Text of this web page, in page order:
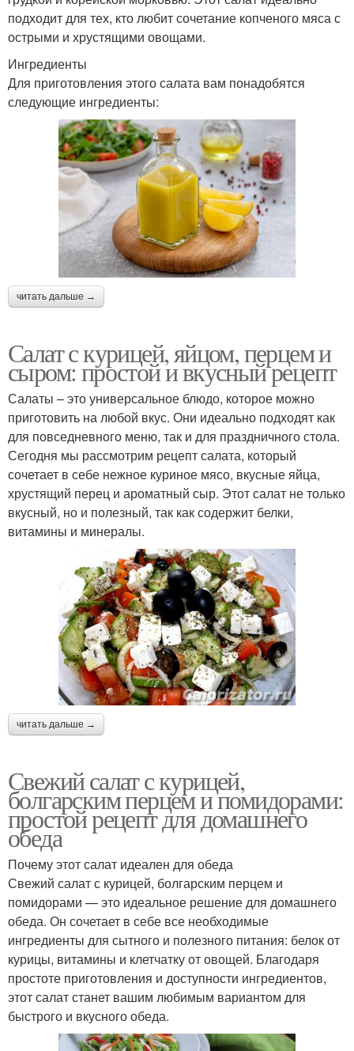
подходит для тех, кто любит сочетание копченого мяса с
острыми и хрустящими овощами.
Ингредиенты
Для приготовления этого салата вам понадобятся
следующие ингредиенты:
читать дальше →
Салат с курицей, яйцом, перцем и
сыром: простой и вкусный рецепт
Салаты – это универсальное блюдо, которое можно
приготовить на любой вкус. Они идеально подходят как
для повседневного меню, так и для праздничного стола.
Сегодня мы рассмотрим рецепт салата, который
сочетает в себе нежное куриное мясо, вкусные яйца,
хрустящий перец и ароматный сыр. Этот салат не только
вкусный, но и полезный, так как содержит белки,
витамины и минералы.
читать дальше →
Свежий салат с курицей,
болгарским перцем и помидорами:
простой рецепт для домашнего
обеда
Почему этот салат идеален для обеда
Свежий салат с курицей, болгарским перцем и
помидорами — это идеальное решение для домашнего
обеда. Он сочетает в себе все необходимые
ингредиенты для сытного и полезного питания: белок от
курицы, витамины и клетчатку от овощей. Благодаря
простоте приготовления и доступности ингредиентов,
этот салат станет вашим любимым вариантом для
быстрого и вкусного обеда.